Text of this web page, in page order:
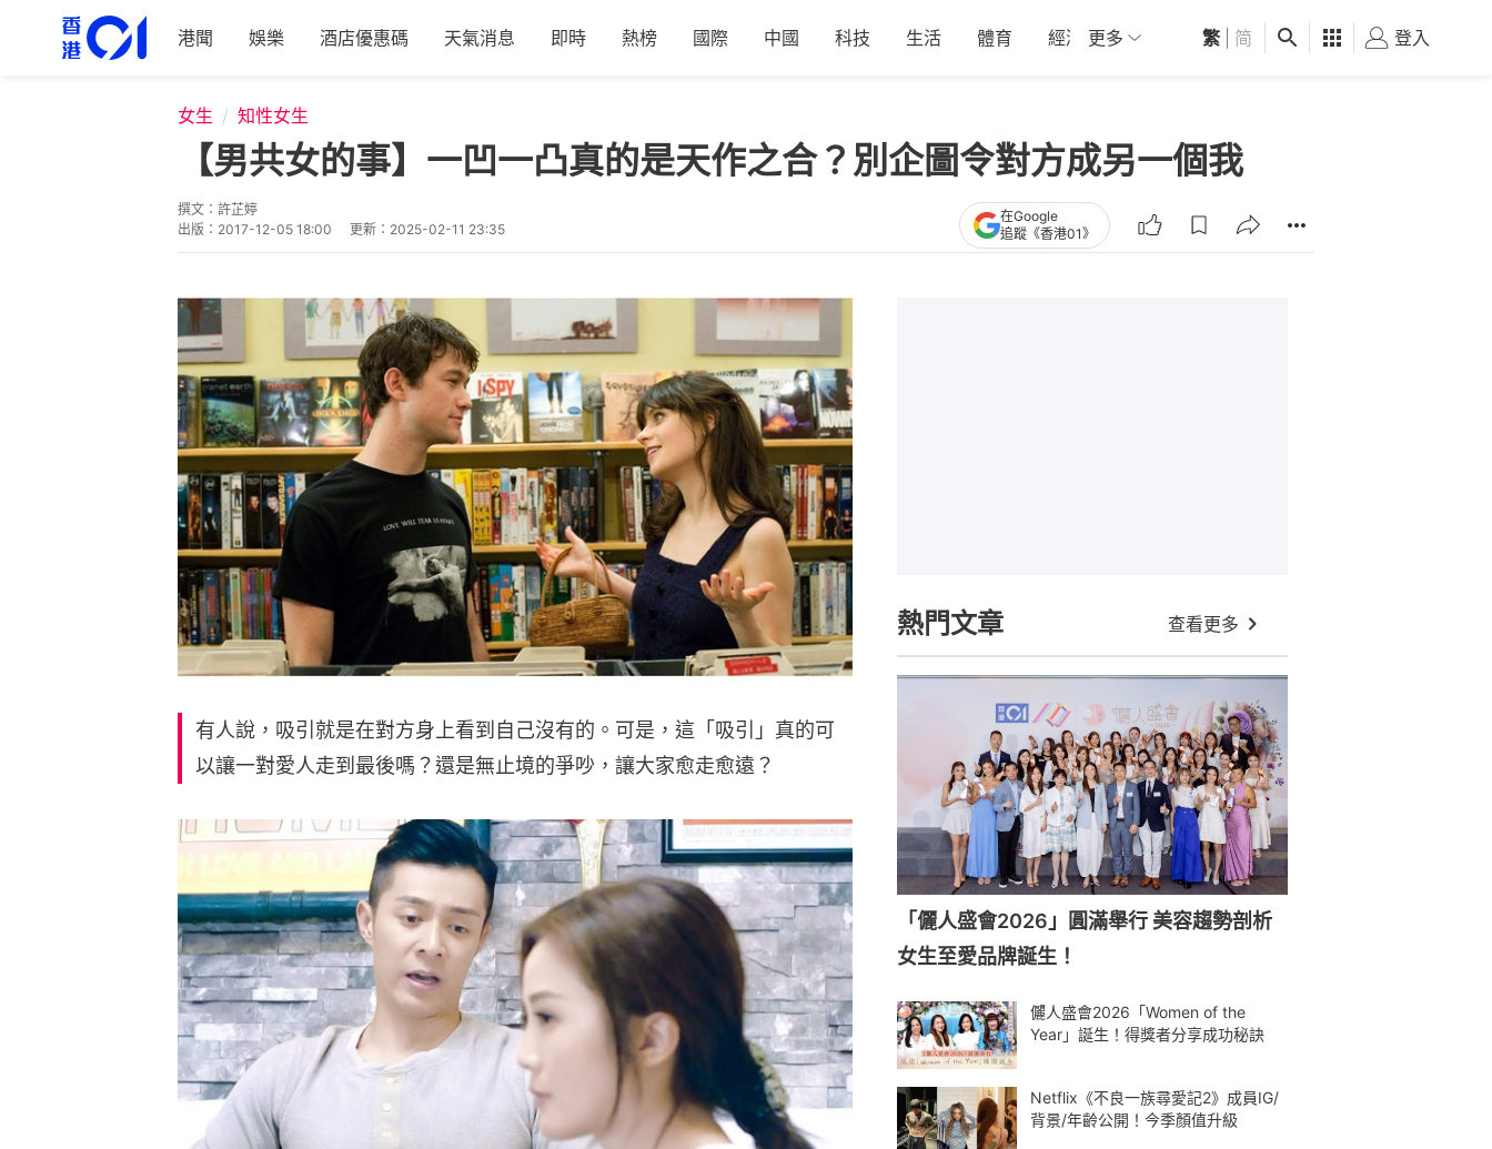
港聞 娛樂 酒店優惠碼 天氣消息 即時 熱榜 國際 中國 科技 生活 體育 經濟 01深圳 觀點 健康 好食玩飛
更多 繁 简 登入
女生 知性女生
【男共女的事】一凹一凸真的是天作之合？別企圖令對方成另一個我
撰文： 許芷婷
出版： 2017-12-05 18:00 更新： 2025-02-11 23:35
在Google
追蹤《香港01》
有人說，吸引就是在對方身上看到自己沒有的。可是，這「吸引」真的可
以讓一對愛人走到最後嗎？還是無止境的爭吵，讓大家愈走愈遠？
熱門文章 查看更多
「儷人盛會2026」圓滿舉行 美容趨勢剖析
女生至愛品牌誕生！
儷人盛會2026「Women of the
Year」誕生！得獎者分享成功秘訣
Netflix《不良一族尋愛記2》成員IG/
背景/年齡公開！今季顏值升級